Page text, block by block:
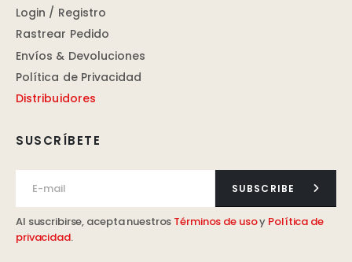
SUSCRÍBETE
SUBSCRIBE
Al suscribirse, acepta nuestros Términos de usoy Política de
privacidad.
Login / Registro
Rastrear Pedido
Envíos & Devoluciones
Política de Privacidad
Distribuidores